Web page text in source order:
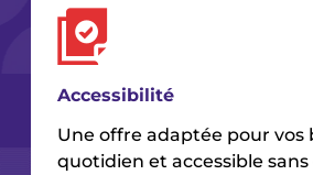
Accessibilité
Une offre adaptée pour vos
quotidien et accessible